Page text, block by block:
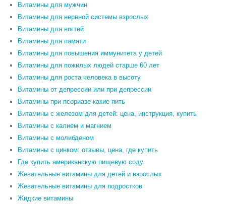
Витамины для мужчин
Витамины для нервной системы взрослых
Витамины для ногтей
Витамины для памяти
Витамины для повышения иммунитета у детей
Витамины для пожилых людей старше 60 лет
Витамины для роста человека в высоту
Витамины от депрессии или при депрессии
Витамины при псориазе какие пить
Витамины с железом для детей: цена, инструкция, купить
Витамины с калием и магнием
Витамины с молибденом
Витамины с цинком: отзывы, цена, где купить
Где купить американскую пищевую соду
Жевательные витамины для детей и взрослых
Жевательные витамины для подростков
Жидкие витамины